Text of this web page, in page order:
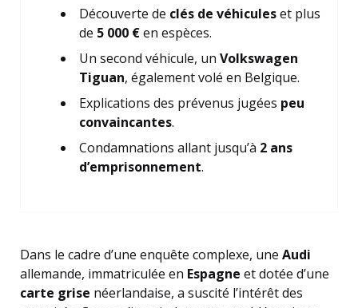
Découverte de clés de véhiculeset plus
de 5 000 €en espèces.
Un second véhicule, un Volkswagen
Tiguan, également volé en Belgique.
Explications des prévenus jugées peu
convaincantes.
Condamnations allant jusqu’à 2 ans
d’emprisonnement.
Dans le cadre d’une enquête complexe, une Audi
allemande, immatriculée en Espagne et dotée d’une
carte grise néerlandaise, a suscité l’intérêt des